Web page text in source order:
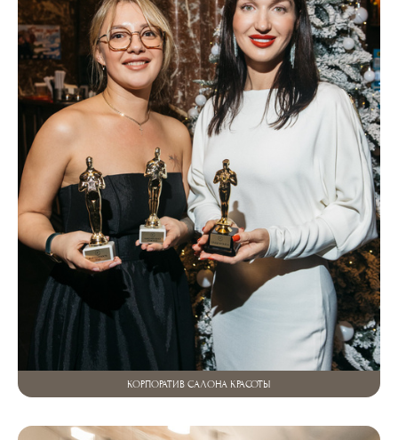
КОРПОРАТИВ САЛОНА КРАСОТЫ